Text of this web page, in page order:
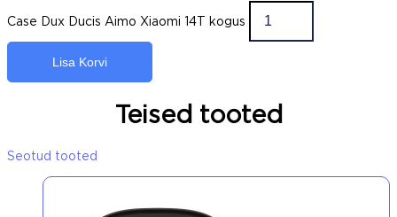
Case Dux Ducis Aimo Xiaomi 14T kogus
Lisa Korvi
Teised tooted
Seotud tooted